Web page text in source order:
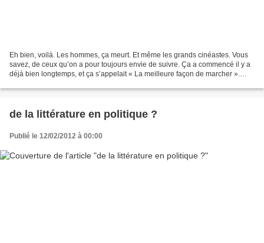
Eh bien, voilà. Les hommes, ça meurt. Et même les grands cinéastes. Vous
savez, de ceux qu’on a pour toujours envie de suivre. Ça a commencé il y a
déjà bien longtemps, et ça s’appelait « La meilleure façon de marcher ».
de la littérature en politique ?
Publié le 12/02/2012 à 00:00